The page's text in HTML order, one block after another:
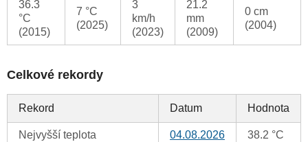
36.3
°C
(2015)
7 °C
(2025)
3
km/h
(2023)
21.2
mm
(2009)
0 cm
(2004)
Celkové rekordy
Rekord Datum Hodnota
Nejvyšší teplota 04.08.2026 38.2 °C